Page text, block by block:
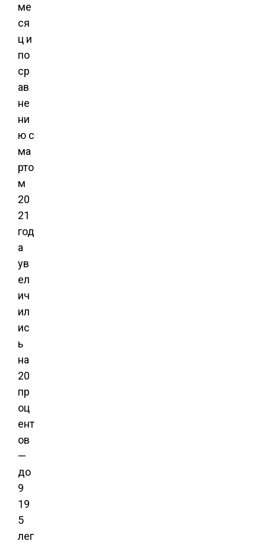
ме
ся
ц и
по
ср
ав
не
ни
ю с
ма
рто
м
20
21
год
а
ув
ел
ич
ил
ис
ь
на
20
пр
оц
ент
ов
—
до
9
19
5
лег